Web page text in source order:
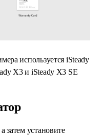
используется iSteady
X3 и iSteady X3 SE
затем установите